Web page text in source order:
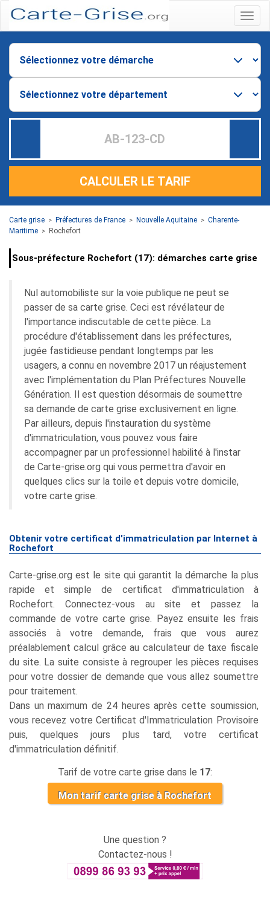
Menu
CALCULER LE TARIF
Carte grise > Préfectures de France > Nouvelle Aquitaine > Charente-
Maritime > Rochefort
Sous-préfecture Rochefort (17): démarches carte grise
Nul automobiliste sur la voie publique ne peut se
passer de sa carte grise. Ceci est révélateur de
l'importance indiscutable de cette pièce. La
procédure d'établissement dans les préfectures,
jugée fastidieuse pendant longtemps par les
usagers, a connu en novembre 2017 un réajustement
avec l'implémentation du Plan Préfectures Nouvelle
Génération. Il est question désormais de soumettre
sa demande de carte grise exclusivement en ligne.
Par ailleurs, depuis l'instauration du système
d'immatriculation, vous pouvez vous faire
accompagner par un professionnel habilité à l'instar
de Carte-grise.org qui vous permettra d'avoir en
quelques clics sur la toile et depuis votre domicile,
votre carte grise.
Obtenir votre certificat d'immatriculation par Internet à
Rochefort
Carte-grise.org est le site qui garantit la démarche la plus
rapide et simple de certificat d'immatriculation à
Rochefort. Connectez-vous au site et passez la
commande de votre carte grise. Payez ensuite les frais
associés à votre demande, frais que vous aurez
préalablement calcul grâce au calculateur de taxe fiscale
du site. La suite consiste à regrouper les pièces requises
pour votre dossier de demande que vous allez soumettre
pour traitement.
Dans un maximum de 24 heures après cette soumission,
vous recevez votre Certificat d'Immatriculation Provisoire
puis, quelques jours plus tard, votre certificat
d'immatriculation définitif.
Tarif de votre carte grise dans le 17:
Mon tarif carte grise à Rochefort
Une question ?
Contactez-nous !